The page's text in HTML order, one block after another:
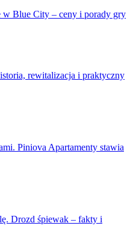
Blue City – ceny i porady gry
rewitalizacja i praktyczny
Piniova Apartamenty stawia
Drozd śpiewak – fakty i